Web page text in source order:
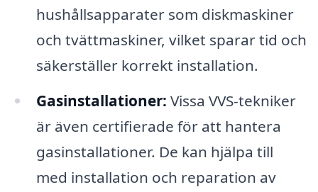
hushållsapparater som diskmaskiner
och tvättmaskiner, vilket sparar tid och
säkerställer korrekt installation.
Gasinstallationer: Vissa VVS-tekniker
är även certifierade för att hantera
gasinstallationer. De kan hjälpa till
med installation och reparation av